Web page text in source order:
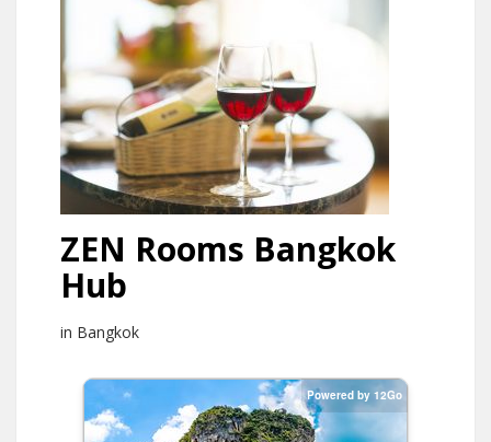
ZEN Rooms Bangkok
Hub
in Bangkok